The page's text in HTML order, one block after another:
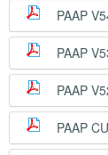
PAAP
PAAP
PAAP
PAAP